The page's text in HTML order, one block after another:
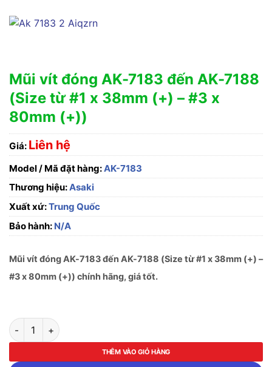
Mũi vít đóng AK-7183 đến AK-7188
(Size từ #1 x 38mm (+) – #3 x
80mm (+))
Giá: Liên hệ
Model / Mã đặt hàng:AK-7183
Thương hiệu:Asaki
Xuất xứ:Trung Quốc
Bảo hành: N/A
Mũi vít đóng AK-7183 đến AK-7188 (Size từ #1 x 38mm (+) –
#3 x 80mm (+)) chính hãng, giá tốt.
Mũi vít đóng AK-7183 đến AK-7188 (Size từ #1 x 38mm (+) -
THÊM VÀO GIỎ HÀNG